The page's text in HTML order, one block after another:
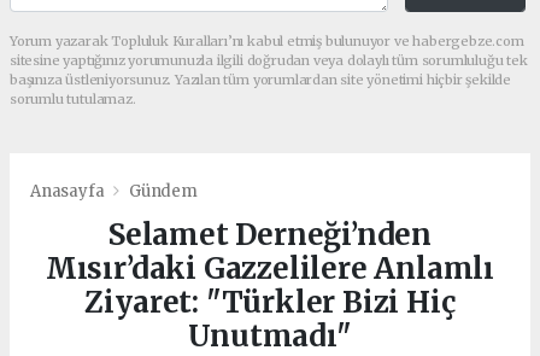
Yorum yazarak Topluluk Kuralları’nı kabul etmiş bulunuyor ve habergebze.com
sitesine yaptığınız yorumunuzla ilgili doğrudan veya dolaylı tüm sorumluluğu tek
başınıza üstleniyorsunuz. Yazılan tüm yorumlardan site yönetimi hiçbir şekilde
sorumlu tutulamaz.
Anasayfa Gündem
Selamet Derneği’nden
Mısır’daki Gazzelilere Anlamlı
Ziyaret: "Türkler Bizi Hiç
Unutmadı"